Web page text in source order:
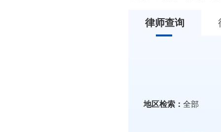
律师查询
地区检索： 全部